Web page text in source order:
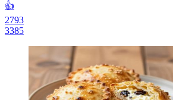
👍
2793
3385